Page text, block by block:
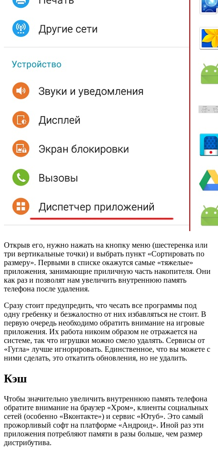
Открыв его, нужно нажать на кнопку меню (шестеренка или
три вертикальные точки) и выбрать пункт «Сортировать по
размеру». Первыми в списке окажутся самые «тяжелые»
приложения, занимающие приличную часть накопителя. Они
как раз и позволят нам увеличить внутреннюю память
телефона после удаления.
Сразу стоит предупредить, что чесать все программы под
одну гребенку и безжалостно от них избавляться не стоит. В
первую очередь необходимо обратить внимание на игровые
приложения. Их работа никоим образом не отражается на
системе, так что игрушки можно смело удалять. Сервисы от
«Гугла» лучше игнорировать. Единственное, что вы можете с
ними сделать, это откатить обновления, но не удалить.
Кэш
Чтобы значительно увеличить внутреннюю память телефона
обратите внимание на браузер «Хром», клиенты социальных
сетей (особенно «Вконтакте») и сервис «Ютуб». Это самый
прожорливый софт на платформе «Андроид». Иной раз эти
приложения потребляют памяти в разы больше, чем размер
дистрибутива.